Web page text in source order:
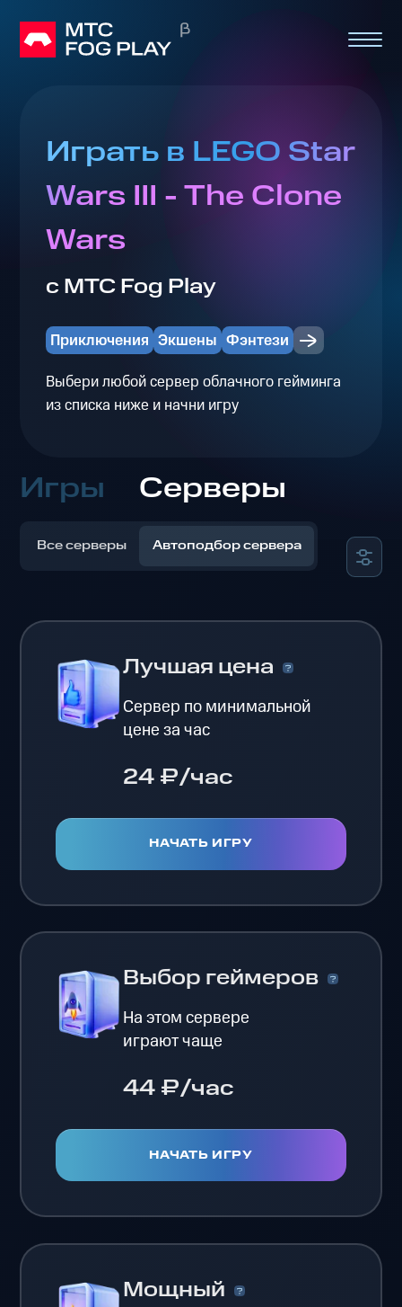
Играть в LEGO Star
Wars III - The Clone
Wars
с МТС Fog Play
Приключения Экшены Фэнтези
Выбери любой сервер облачного гейминга
из списка ниже и начни игру
Игры Серверы
Все серверы Автоподбор сервера
Лучшая цена
Сервер по минимальной
цене за час
24 ₽/час
НАЧАТЬ ИГРУ
Выбор геймеров
На этом сервере
играют чаще
44 ₽/час
НАЧАТЬ ИГРУ
Мощный